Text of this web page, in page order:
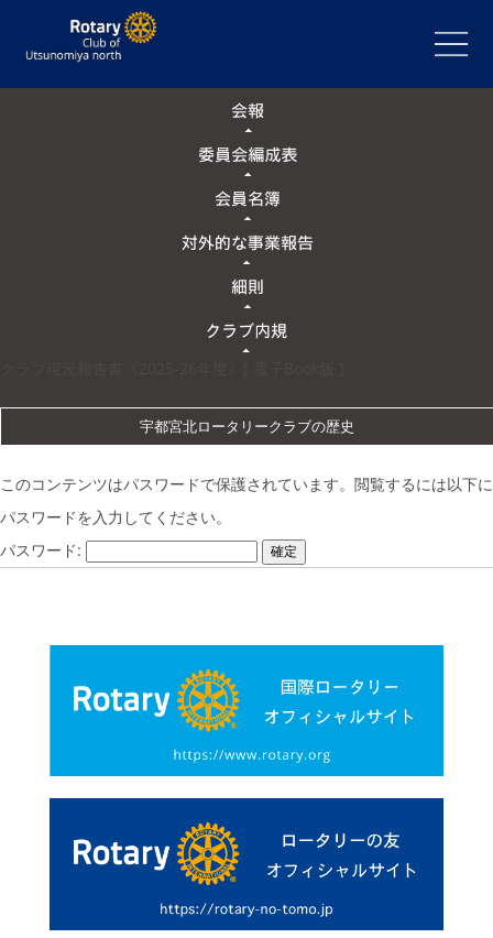
宇都宮北ロータリークラブの歴史
このコンテンツはパスワードで保護されています。閲覧するには以下に
パスワードを入力してください。
パスワード: